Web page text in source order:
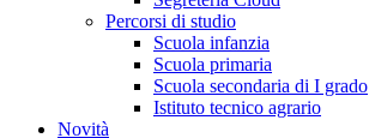
Percorsi di studio
Scuola infanzia
Scuola primaria
Scuola secondaria di I grado
Istituto tecnico agrario
Novità